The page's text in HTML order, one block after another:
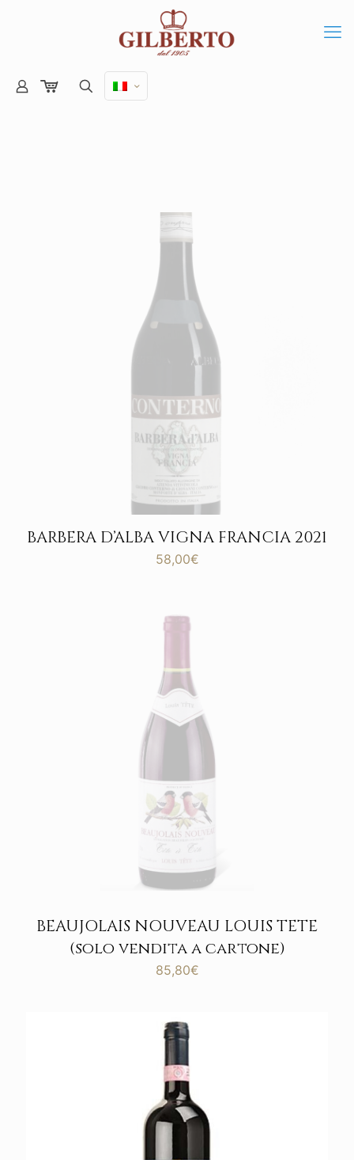
BARBERA D’ALBA VIGNA FRANCIA 2021
58,00€
BEAUJOLAIS NOUVEAU LOUIS TETE
(solo vendita a cartone)
85,80€